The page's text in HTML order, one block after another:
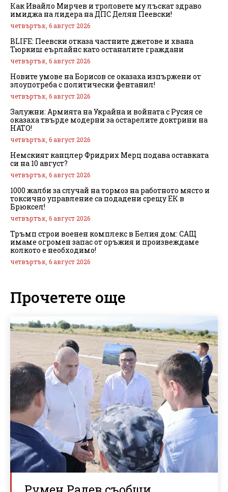
Как Ивайло Мирчев и троловете му лъскат здраво
имиджа на лидера на ДПС Делян Пеевски!
четвъртък, 6 август 2026
BLIFE: Пеевски отказа частните джетове и хвана
Тюркиш еърлайнс като останалите граждани
четвъртък, 6 август 2026
Новите умове на Борисов се оказаха изпържени от
злоупотреба с политически фентанил!
четвъртък, 6 август 2026
Залужни: Армията на Украйна и войната с Русия се
оказаха твърде модерни за остарелите доктрини на
НАТО!
четвъртък, 6 август 2026
Немският канцлер Фридрих Мерц подава оставката
си на 10 август?
четвъртък, 6 август 2026
1000 жалби за случай на тормоз на работното място и
токсично управление са подадени срещу ЕК в
Брюксел!
четвъртък, 6 август 2026
Тръмп строи военен комплекс в Белия дом: САЩ
имаме огромен запас от оръжия и произвеждаме
колкото е необходимо!
четвъртък, 6 август 2026
Прочетете още